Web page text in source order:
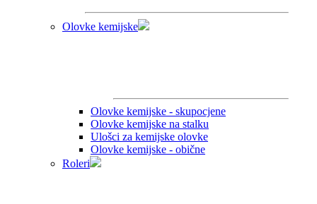
Olovke kemijske
Olovke kemijske - skupocjene
Olovke kemijske na stalku
Ulošci za kemijske olovke
Olovke kemijske - obične
Roleri